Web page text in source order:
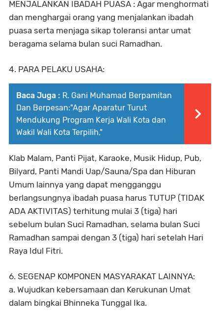
MENJALANKAN IBADAH PUASA : Agar menghormati
dan menghargai orang yang menjalankan ibadah
puasa serta menjaga sikap toleransi antar umat
beragama selama bulan suci Ramadhan.
4. PARA PELAKU USAHA:
Baca Juga : R. Gani Muhamad Berpamitan
Dan Berpesan:"Agar Aparatur Turut
Mendukung Program Kerja Wali Kota dan
Wakil Wali Kota Terpilih,"
Klab Malam, Panti Pijat, Karaoke, Musik Hidup, Pub,
Bilyard, Panti Mandi Uap/Sauna/Spa dan Hiburan
Umum lainnya yang dapat mengganggu
berlangsungnya ibadah puasa harus TUTUP (TIDAK
ADA AKTIVITAS) terhitung mulai 3 (tiga) hari
sebelum bulan Suci Ramadhan, selama bulan Suci
Ramadhan sampai dengan 3 (tiga) hari setelah Hari
Raya Idul Fitri.
6. SEGENAP KOMPONEN MASYARAKAT LAINNYA:
a. Wujudkan kebersamaan dan Kerukunan Umat
dalam bingkai Bhinneka Tunggal Ika.